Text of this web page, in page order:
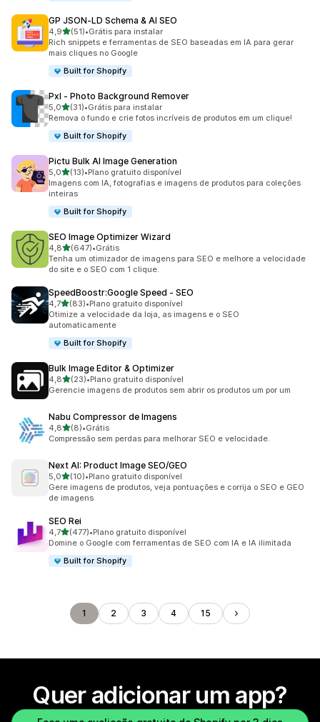
GP JSON‑LD Schema & AI SEO
4,9de 5 estrelas
(51)
51 avaliações ao todo
•Grátis para instalar
Rich snippets e ferramentas de SEO baseadas em IA para gerar
mais cliques no Google
Built for Shopify
Pxl ‑ Photo Background Remover
5,0de 5 estrelas
(31)
31 avaliações ao todo
•Grátis para instalar
Remova o fundo e crie fotos incríveis de produtos em um clique!
Built for Shopify
Pictu Bulk AI Image Generation
5,0de 5 estrelas
(13)
13 avaliações ao todo
•Plano gratuito disponível
Imagens com IA, fotografias e imagens de produtos para coleções
inteiras
Built for Shopify
SEO Image Optimizer Wizard
4,8de 5 estrelas
(647)
647 avaliações ao todo
•Grátis
Tenha um otimizador de imagens para SEO e melhore a velocidade
do site e o SEO com 1 clique.
SpeedBoostr:Google Speed ‑ SEO
4,7de 5 estrelas
(83)
83 avaliações ao todo
•Plano gratuito disponível
Otimize a velocidade da loja, as imagens e o SEO
automaticamente
Built for Shopify
Bulk Image Editor & Optimizer
4,8de 5 estrelas
(23)
23 avaliações ao todo
•Plano gratuito disponível
Gerencie imagens de produtos sem abrir os produtos um por um
Nabu Compressor de Imagens
4,8de 5 estrelas
(8)
8 avaliações ao todo
•Grátis
Compressão sem perdas para melhorar SEO e velocidade.
Next AI: Product Image SEO/GEO
5,0de 5 estrelas
(10)
10 avaliações ao todo
•Plano gratuito disponível
Gere imagens de produtos, veja pontuações e corrija o SEO e GEO
de imagens
SEO Rei
4,7de 5 estrelas
(477)
477 avaliações ao todo
•Plano gratuito disponível
Domine o Google com ferramentas de SEO com IA e IA ilimitada
Built for Shopify
1 2 3 4 15
Quer adicionar um app?